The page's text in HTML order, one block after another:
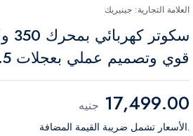
العلامة التجارية: جينيريك
قوي وتصميم عملي بعجلات 8.5 بوصة
17,499.00 جنيه
.الأسعار تشمل ضريبة القيمة المضافة